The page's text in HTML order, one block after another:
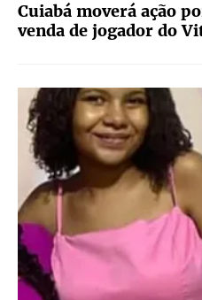
Cuiabá moverá ação
venda de jogador do